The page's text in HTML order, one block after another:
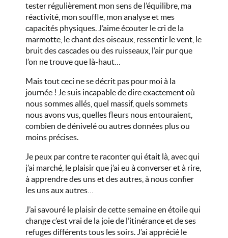
tester régulièrement mon sens de l’équilibre, ma
réactivité, mon souffle, mon analyse et mes
capacités physiques. J’aime écouter le cri de la
marmotte, le chant des oiseaux, ressentir le vent, le
bruit des cascades ou des ruisseaux, l’air pur que
l’on ne trouve que là-haut…
Mais tout ceci ne se décrit pas pour moi à la
journée ! Je suis incapable de dire exactement où
nous sommes allés, quel massif, quels sommets
nous avons vus, quelles fleurs nous entouraient,
combien de dénivelé ou autres données plus ou
moins précises.
Je peux par contre te raconter qui était là, avec qui
j’ai marché, le plaisir que j’ai eu à converser et à rire,
à apprendre des uns et des autres, à nous confier
les uns aux autres…
J’ai savouré le plaisir de cette semaine en étoile qui
change c’est vrai de la joie de l’itinérance et de ses
refuges différents tous les soirs. J’ai apprécié le